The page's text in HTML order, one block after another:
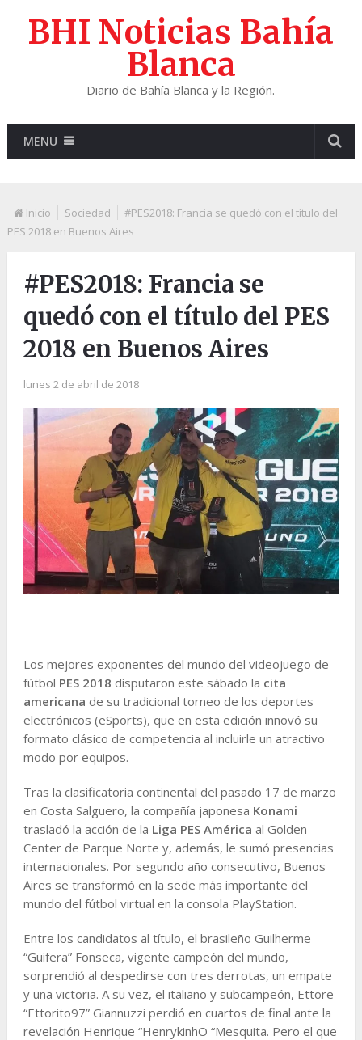
BHI Noticias Bahía
Blanca
Diario de Bahía Blanca y la Región.
MENU
Inicio Sociedad
#PES2018: Francia se quedó con el título del
PES 2018 en Buenos Aires
#PES2018: Francia se
quedó con el título del PES
2018 en Buenos Aires
lunes 2 de abril de 2018
Los mejores exponentes del mundo del videojuego de
fútbol PES 2018 disputaron este sábado la cita
americana de su tradicional torneo de los deportes
electrónicos (eSports), que en esta edición innovó su
formato clásico de competencia al incluirle un atractivo
modo por equipos.
Tras la clasificatoria continental del pasado 17 de marzo
en Costa Salguero, la compañía japonesa Konami
trasladó la acción de la Liga PES América al Golden
Center de Parque Norte y, además, le sumó presencias
internacionales. Por segundo año consecutivo, Buenos
Aires se transformó en la sede más importante del
mundo del fútbol virtual en la consola PlayStation.
Entre los candidatos al título, el brasileño Guilherme
“Guifera” Fonseca, vigente campeón del mundo,
sorprendió al despedirse con tres derrotas, un empate
y una victoria. A su vez, el italiano y subcampeón, Ettore
“Ettorito97” Giannuzzi perdió en cuartos de final ante la
revelación Henrique “HenrykinhO “Mesquita. Pero el que